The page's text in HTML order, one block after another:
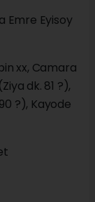
Emre Eyisoy
xx, Camara
dk. 81 ?),
?), Kayode